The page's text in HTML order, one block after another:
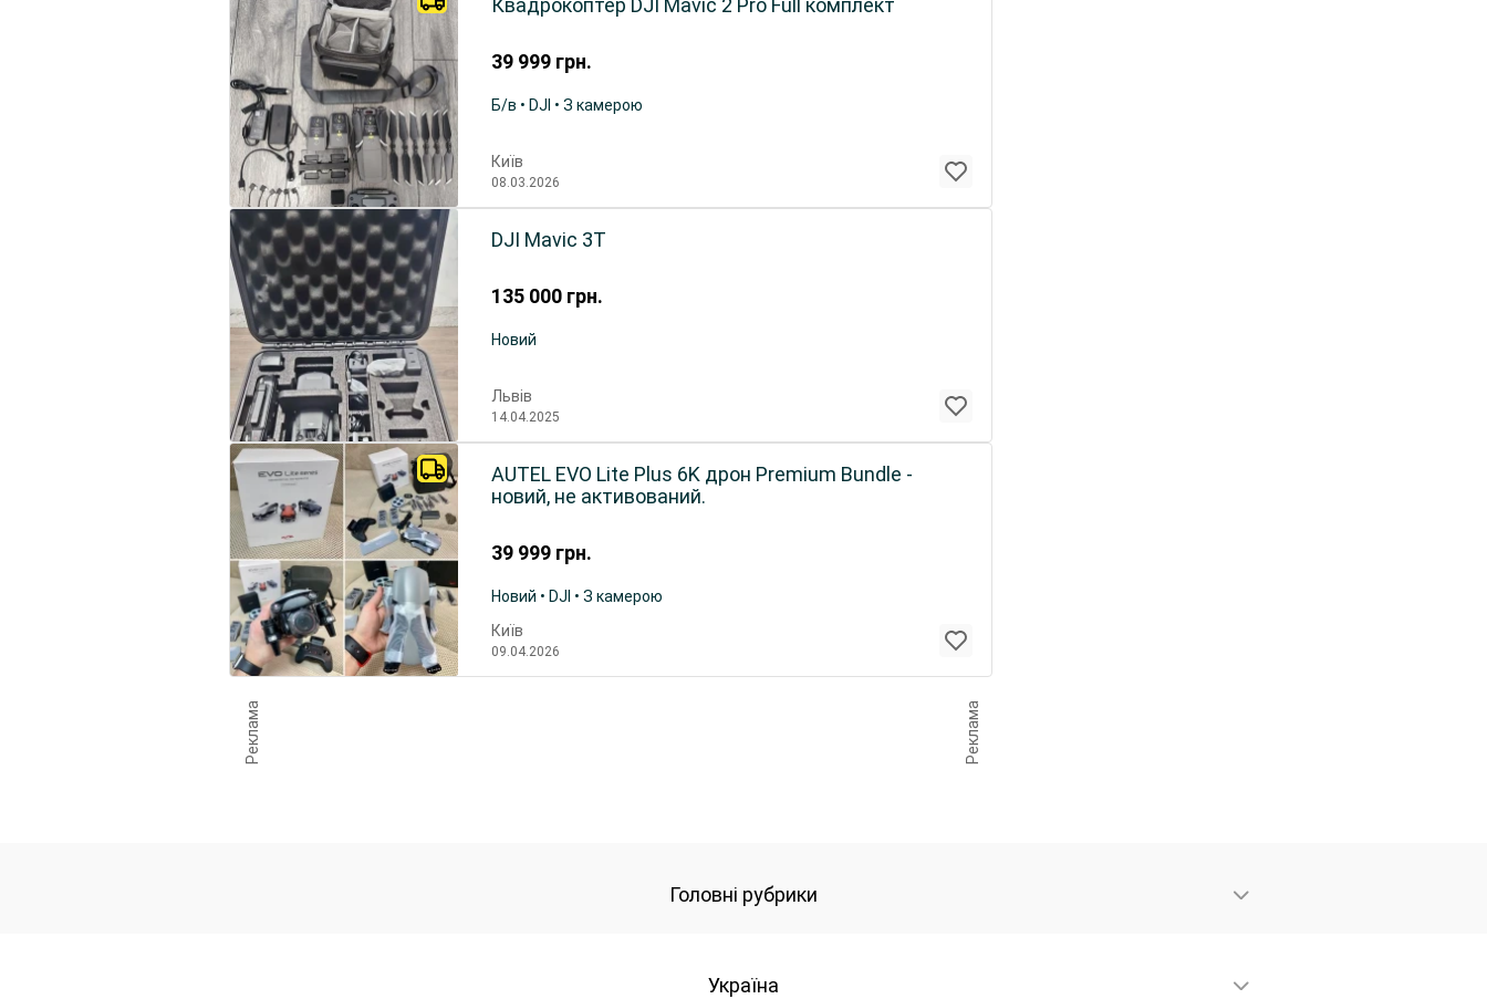
39 999 грн.
Квадрокоптер DJI Mavic 2 Pro Full комплект
Б/в • DJI • З камерою
Київ
08.03.2026
135 000 грн.
DJI Mavic 3T
Новий
Львів
14.04.2025
39 999 грн.
AUTEL EVO Lite Plus 6K дрон Premium Bundle -
новий, не активований.
Новий • DJI • З камерою
Київ
09.04.2026
Реклама Реклама
Головні рубрики
Україна